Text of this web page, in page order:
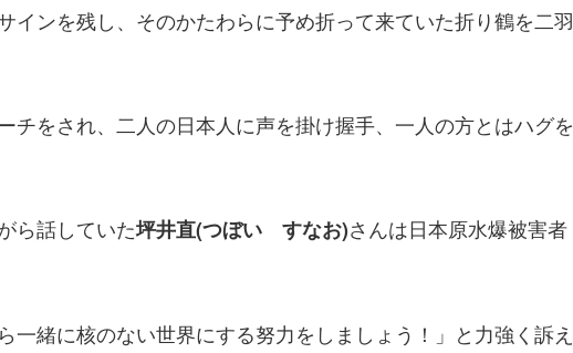
インを残し、そのかたわらに予め折って来ていた折り鶴を二羽
チをされ、二人の日本人に声を掛け握手、一人の方とはハグを
ら話していた坪井直(つぼい すなお)さんは日本原水爆被害者
一緒に核のない世界にする努力をしましょう！」と力強く訴え